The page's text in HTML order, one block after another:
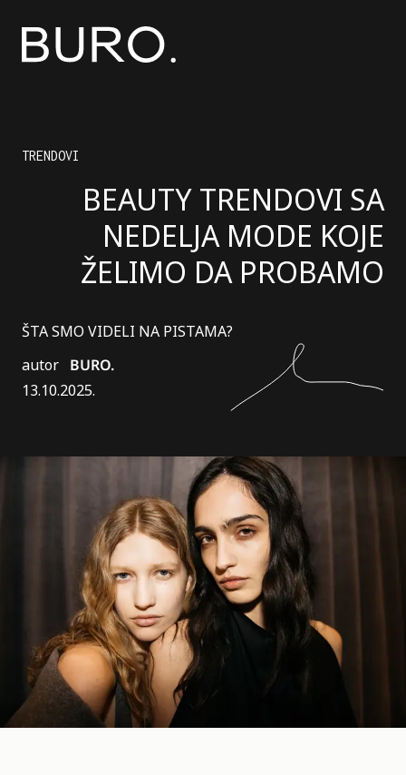
TRENDOVI
BEAUTY TRENDOVI SA
NEDELJA MODE KOJE
ŽELIMO DA PROBAMO
ŠTA SMO VIDELI NA PISTAMA?
autor BURO.
13.10.2025.